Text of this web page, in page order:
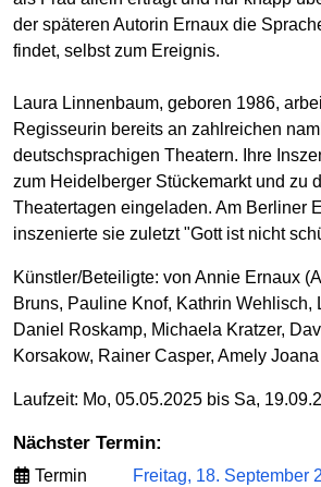
der späteren Autorin Ernaux die
findet, selbst zum Ereignis.
Laura Linnenbaum, geboren 1986,
Regisseurin bereits an zahlreichen
deutschsprachigen Theatern. Ihre
zum Heidelberger Stückemarkt und zu
Theatertagen eingeladen. Am Berliner
inszenierte sie zuletzt "Gott ist nicht
Künstler/Beteiligte: von Annie Ernaux
Bruns, Pauline Knof, Kathrin Wehlisch,
Daniel Roskamp, Michaela Kratzer,
Korsakow, Rainer Casper, Amely
Laufzeit: Mo, 05.05.2025 bis Sa,
Nächster Termin:
Termin
Freitag, 18. September